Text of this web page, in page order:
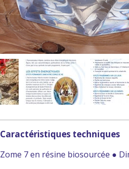
Caractéristiques techniques
Zome 7 en résine biosourcée ●